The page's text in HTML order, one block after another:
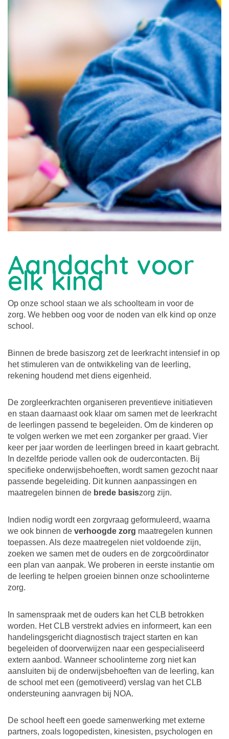
Aandacht voor
elk kind
Op onze school staan we als schoolteam in voor de
zorg. We hebben oog voor de noden van elk kind op onze
school.
Binnen de brede basiszorg zet de leerkracht intensief in op
het stimuleren van de ontwikkeling van de leerling,
rekening houdend met diens eigenheid.
De zorgleerkrachten organiseren preventieve initiatieven
en staan daarnaast ook klaar om samen met de leerkracht
de leerlingen passend te begeleiden. Om de kinderen op
te volgen werken we met een zorganker per graad. Vier
keer per jaar worden de leerlingen breed in kaart gebracht.
In dezelfde periode vallen ook de oudercontacten. Bij
specifieke onderwijsbehoeften, wordt samen gezocht naar
passende begeleiding. Dit kunnen aanpassingen en
maatregelen binnen de brede basiszorg zijn.
Indien nodig wordt een zorgvraag geformuleerd, waarna
we ook binnen de verhoogde zorg maatregelen kunnen
toepassen. Als deze maatregelen niet voldoende zijn,
zoeken we samen met de ouders en de zorgcoördinator
een plan van aanpak. We proberen in eerste instantie om
de leerling te helpen groeien binnen onze schoolinterne
zorg.
In samenspraak met de ouders kan het CLB betrokken
worden. Het CLB verstrekt advies en informeert, kan een
handelingsgericht diagnostisch traject starten en kan
begeleiden of doorverwijzen naar een gespecialiseerd
extern aanbod. Wanneer schoolinterne zorg niet kan
aansluiten bij de onderwijsbehoeften van de leerling, kan
de school met een (gemotiveerd) verslag van het CLB
ondersteuning aanvragen bij NOA.
De school heeft een goede samenwerking met externe
partners, zoals logopedisten, kinesisten, psychologen en